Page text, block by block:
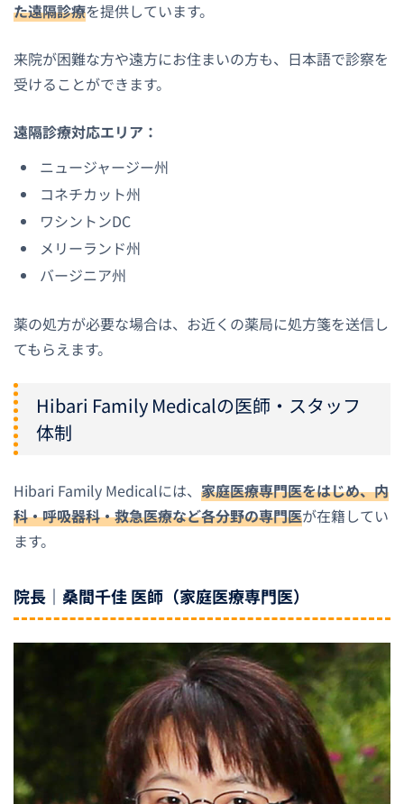
た遠隔診療を提供しています。
来院が困難な方や遠方にお住まいの方も、日本語で診察を
受けることができます。
遠隔診療対応エリア：
ニュージャージー州
コネチカット州
ワシントンDC
メリーランド州
バージニア州
薬の処方が必要な場合は、お近くの薬局に処方箋を送信し
てもらえます。
Hibari Family Medicalの医師・スタッフ
体制
Hibari Family Medicalには、 家庭医療専門医をはじめ、内
科・呼吸器科・救急医療など各分野の専門医が在籍してい
ます。
院長｜桑間千佳 医師（家庭医療専門医）